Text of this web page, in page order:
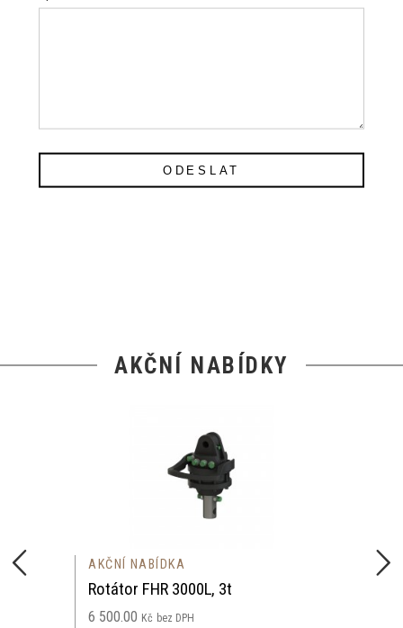
ODESLAT
AKČNÍ NABÍDKY
AKČNÍ NABÍDKA
Rotátor FHR 3000L, 3t
6 500.00 Kč bez DPH